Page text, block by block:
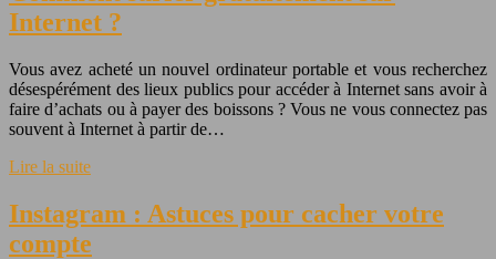
Internet ?
Vous avez acheté un nouvel ordinateur portable et vous recherchez
désespérément des lieux publics pour accéder à Internet sans avoir à
faire d’achats ou à payer des boissons ? Vous ne vous connectez pas
souvent à Internet à partir de…
Lire la suite
Instagram : Astuces pour cacher votre
compte